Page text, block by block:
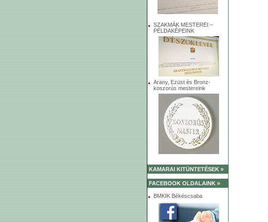
SZAKMÁK MESTEREI –
PÉLDAKÉPEINK
Arany, Ezüst és Bronz-
koszorús mestereink
KAMARAI KITÜNTETÉSEK »
FACEBOOK OLDALAINK »
BMKIK Békéscsaba